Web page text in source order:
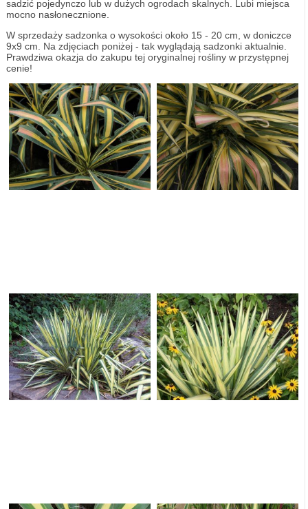
sadzić pojedynczo lub w dużych ogrodach skalnych. Lubi miejsca
mocno nasłonecznione.
W sprzedaży sadzonka o wysokości około 15 - 20 cm, w doniczce
9x9 cm. Na zdjęciach poniżej - tak wyglądają sadzonki aktualnie.
Prawdziwa okazja do zakupu tej oryginalnej rośliny w przystępnej
cenie!